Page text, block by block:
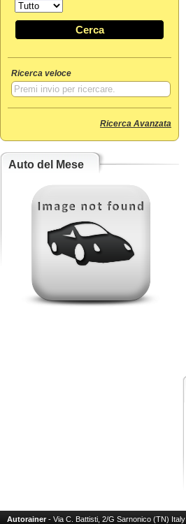
Cerca
Ricerca veloce
Ricerca Avanzata
Auto del Mese
Autorainer- Via C. Battisti, 2/G Sarnonico (TN) Italy